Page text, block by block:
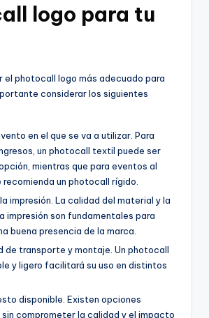
logo para tu
el photocall logo más adecuado para
considerar los siguientes
en el que se va a utilizar. Para
un photocall textil puede ser
mientras que para eventos al
recomienda un photocall rígido.
impresión. La calidad del material y la
impresión son fundamentales para
buena presencia de la marca.
de transporte y montaje. Un photocall
y ligero facilitará su uso en distintos
disponible. Existen opciones
comprometer la calidad y el impacto